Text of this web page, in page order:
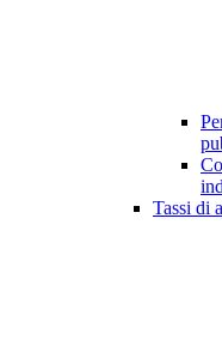
Tassi di